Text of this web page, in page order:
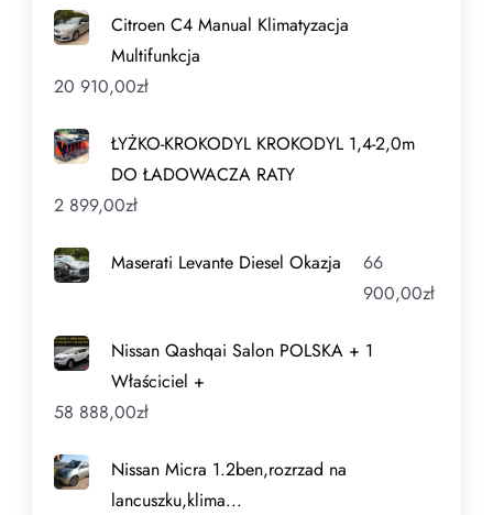
Citroen C4 Manual Klimatyzacja
Multifunkcja
20 910,00zł
ŁYŻKO-KROKODYL KROKODYL 1,4-2,0m
DO ŁADOWACZA RATY
2 899,00zł
Maserati Levante Diesel Okazja
66
900,00zł
Nissan Qashqai Salon POLSKA + 1
Właściciel +
58 888,00zł
Nissan Micra 1.2ben,rozrzad na
lancuszku,klima...